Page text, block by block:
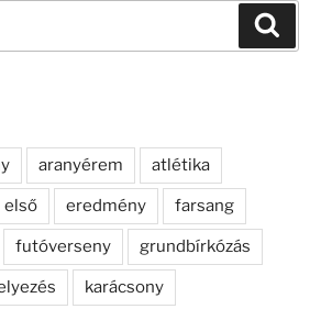
aranyérem atlétika
első eredmény farsang
futóverseny grundbírkózás
karácsony